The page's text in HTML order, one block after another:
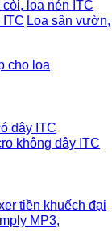
còi, loa nén ITC
Loa sân vườn,
cho loa
dây ITC
không dây ITC
tiền khuếch đại
MP3,